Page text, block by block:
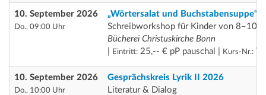
10. September 2026
Do., 09:00 Uhr
„Wörtersalat und Buchstabensuppe“
Schreibworkshop für Kinder von 8–10
Bücherei Christuskirche Bonn
Eintritt: 25,-- € pP pauschal | Kurs-Nr.:
10. September 2026
Do., 10:00 Uhr
Gesprächskreis Lyrik II 2026
Literatur & Dialog